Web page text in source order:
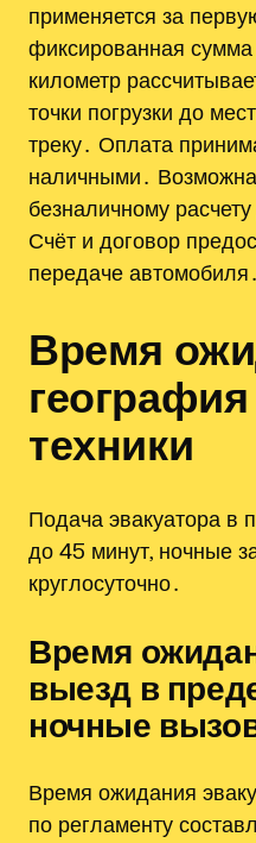
применяется за
фиксированная
километр
точки погрузки до
треку․ Оплата
наличными․
безналичному
Счёт и договор
передаче автомобиля․
Время
техники
Подача эвакуатора
до 45 минут, ночные
круглосуточно․
Время
выезд в
ночные
Время ожидания
по регламенту